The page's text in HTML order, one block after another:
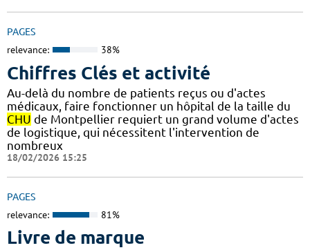
PAGES
relevance: 38%
Chiffres Clés et activité
Au-delà du nombre de patients reçus ou d'actes
médicaux, faire fonctionner un hôpital de la taille du
CHU de Montpellier requiert un grand volume d'actes
de logistique, qui nécessitent l'intervention de
nombreux
18/02/2026 15:25
PAGES
relevance: 81%
Livre de marque